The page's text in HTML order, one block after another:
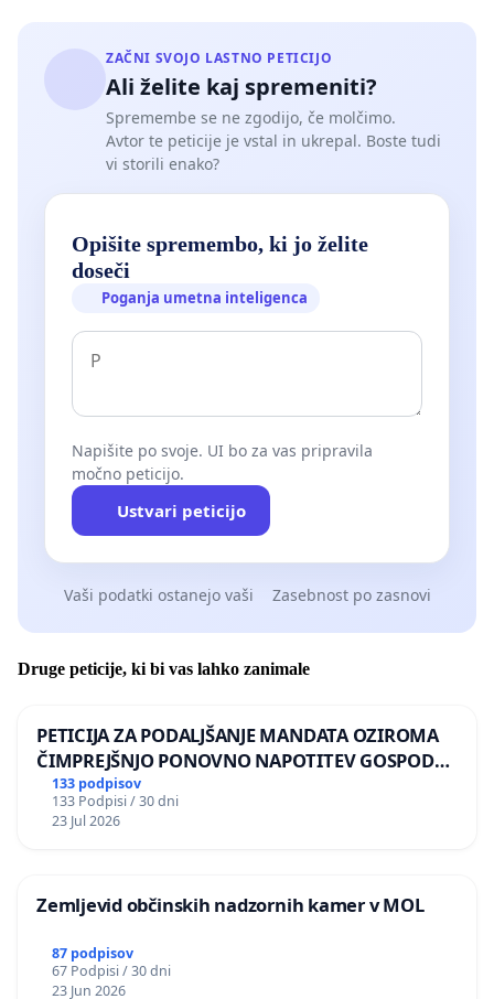
ZAČNI SVOJO LASTNO PETICIJO
Ali želite kaj spremeniti?
Spremembe se ne zgodijo, če molčimo.
Avtor te peticije je vstal in ukrepal. Boste tudi
vi storili enako?
Opišite spremembo, ki jo želite
doseči
Poganja umetna inteligenca
Napišite po svoje. UI bo za vas pripravila
močno peticijo.
Ustvari peticijo
Vaši podatki ostanejo vaši Zasebnost po zasnovi
Druge peticije, ki bi vas lahko zanimale
PETICIJA ZA PODALJŠANJE MANDATA OZIROMA
ČIMPREJŠNJO PONOVNO NAPOTITEV GOSPODA
BERNARDA ŠRAJNERJA NA VELEPOSLANIŠTVO
REPUBLIKE SLOVENIJE V MOSKVI
133 podpisov
133 Podpisi / 30 dni
23 Jul 2026
Zemljevid občinskih nadzornih kamer v MOL
87 podpisov
67 Podpisi / 30 dni
23 Jun 2026